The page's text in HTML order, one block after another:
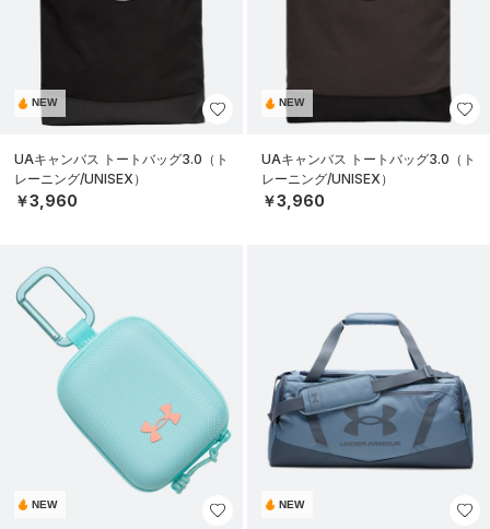
NEW
UAキャンバス トートバッグ3.0（ト
レーニング/UNISEX）
￥3,960
NEW
UAキャンバス トートバッグ3.0（ト
レーニング/UNISEX）
￥3,960
NEW NEW